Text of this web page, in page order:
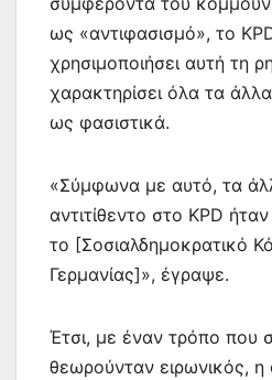
ως «αντιφασισμό», το
χρησιμοποιήσει αυτή τη
χαρακτηρίσει όλα τα
ως φασιστικά.
«Σύμφωνα με αυτό, τα
αντιτίθεντο στο KPD ήταν
το [Σοσιαλδημοκρατικό
Γερμανίας]», έγραψε.
Έτσι, με έναν τρόπο που
θεωρούνταν ειρωνικός,